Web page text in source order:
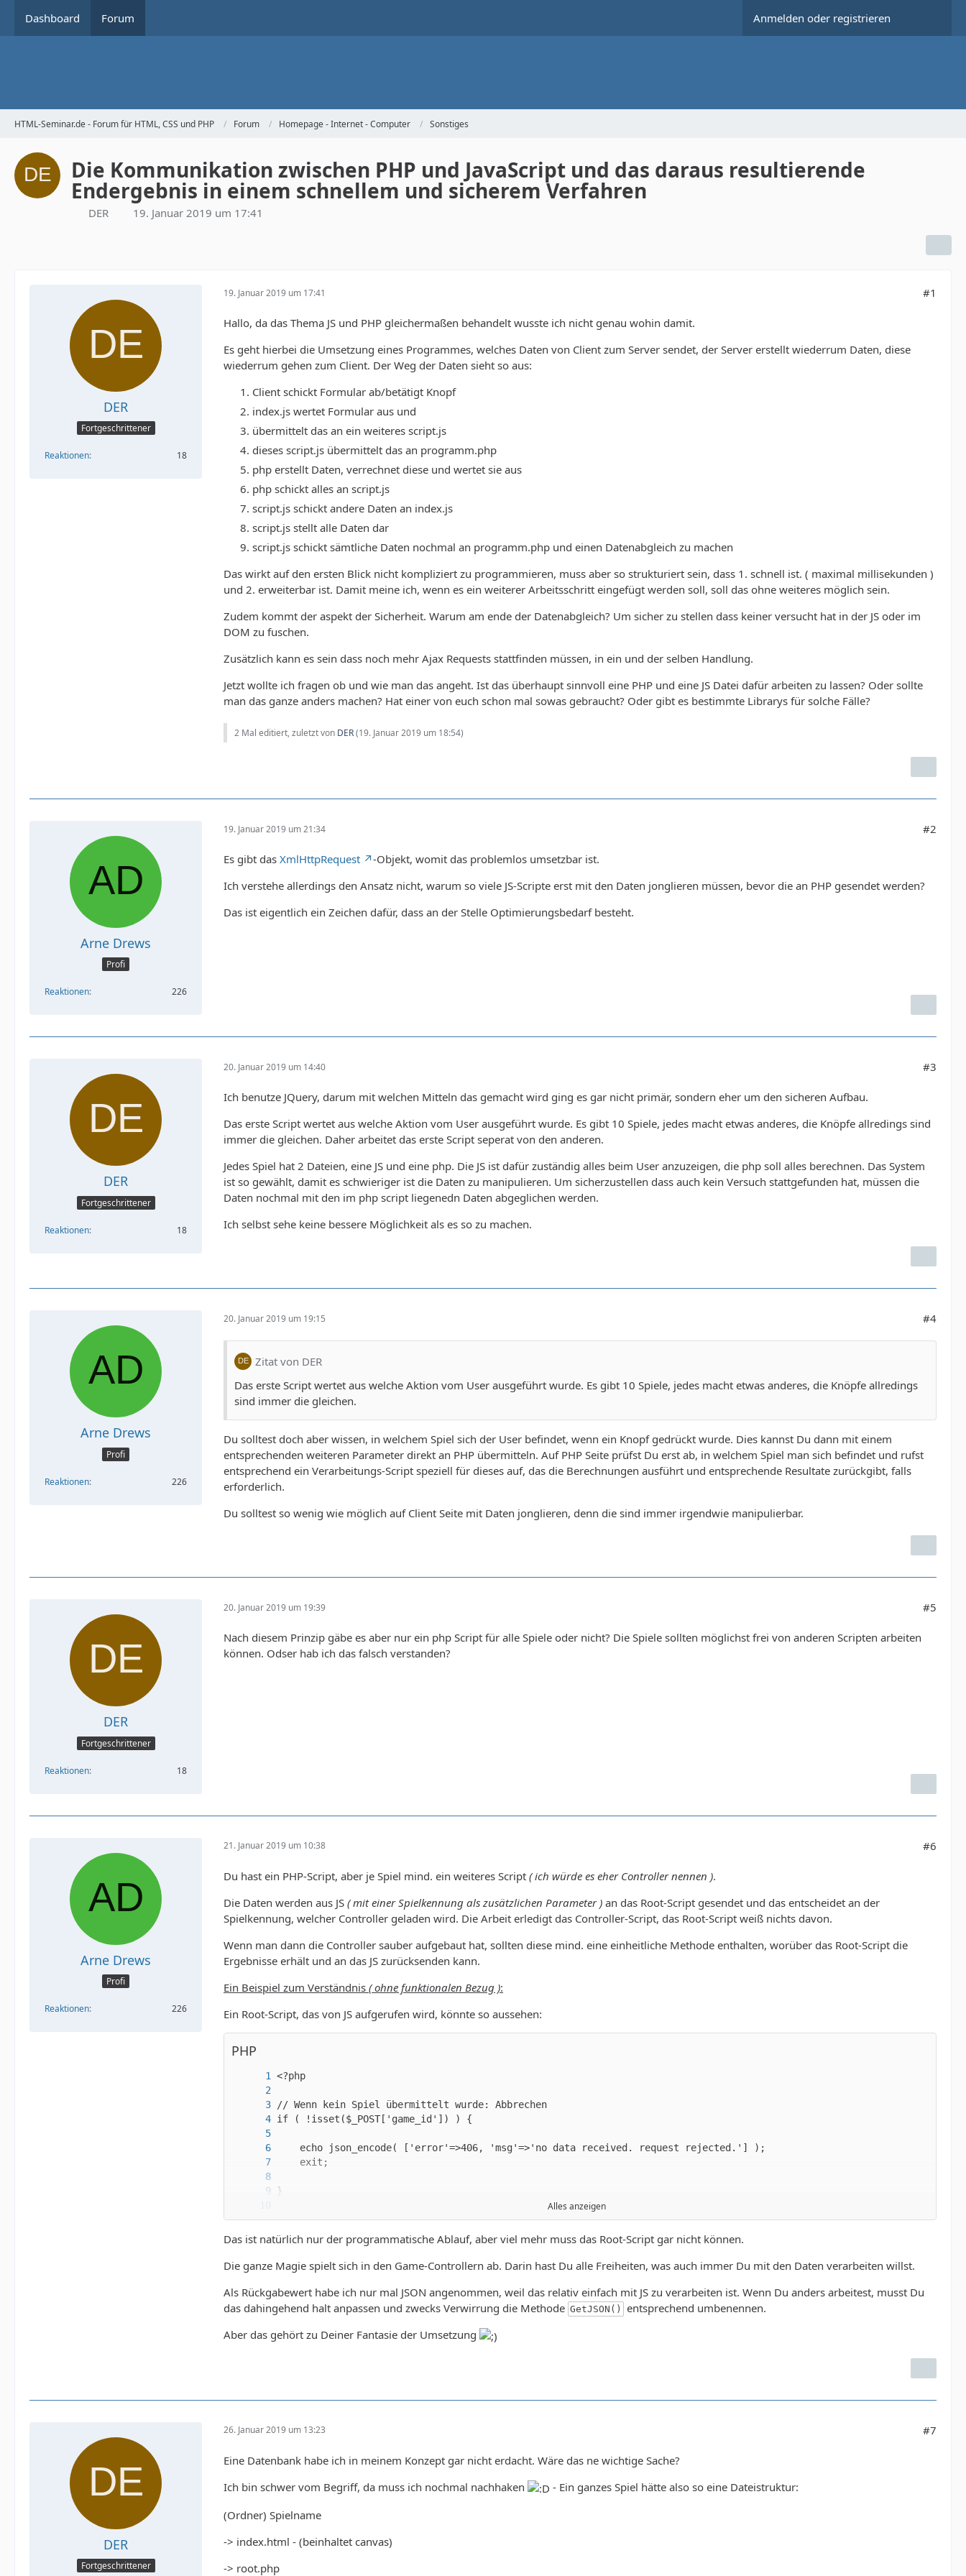
Dashboard Forum Anmelden oder registrieren
HTML-Seminar.de - Forum für HTML, CSS und PHP Forum Homepage - Internet - Computer Sonstiges
Die Kommunikation zwischen PHP und JavaScript und das daraus resultierende
Endergebnis in einem schnellem und sicherem Verfahren
DER 19. Januar 2019 um 17:41
DER
Fortgeschrittener
Reaktionen 18
19. Januar 2019 um 17:41 #1
Hallo, da das Thema JS und PHP gleichermaßen behandelt wusste ich nicht genau wohin damit.
Es geht hierbei die Umsetzung eines Programmes, welches Daten von Client zum Server sendet, der Server erstellt wiederrum Daten, diese
wiederrum gehen zum Client. Der Weg der Daten sieht so aus:
Client schickt Formular ab/betätigt Knopf
index.js wertet Formular aus und
übermittelt das an ein weiteres script.js
dieses script.js übermittelt das an programm.php
php erstellt Daten, verrechnet diese und wertet sie aus
php schickt alles an script.js
script.js schickt andere Daten an index.js
script.js stellt alle Daten dar
script.js schickt sämtliche Daten nochmal an programm.php und einen Datenabgleich zu machen
Das wirkt auf den ersten Blick nicht kompliziert zu programmieren, muss aber so strukturiert sein, dass 1. schnell ist. ( maximal millisekunden )
und 2. erweiterbar ist. Damit meine ich, wenn es ein weiterer Arbeitsschritt eingefügt werden soll, soll das ohne weiteres möglich sein.
Zudem kommt der aspekt der Sicherheit. Warum am ende der Datenabgleich? Um sicher zu stellen dass keiner versucht hat in der JS oder im
DOM zu fuschen.
Zusätzlich kann es sein dass noch mehr Ajax Requests stattfinden müssen, in ein und der selben Handlung.
Jetzt wollte ich fragen ob und wie man das angeht. Ist das überhaupt sinnvoll eine PHP und eine JS Datei dafür arbeiten zu lassen? Oder sollte
man das ganze anders machen? Hat einer von euch schon mal sowas gebraucht? Oder gibt es bestimmte Librarys für solche Fälle?
2 Mal editiert, zuletzt von DER(19. Januar 2019 um 18:54)
Arne Drews
Profi
Reaktionen 226
19. Januar 2019 um 21:34 #2
Es gibt das XmlHttpRequest
-Objekt, womit das problemlos umsetzbar ist.
Ich verstehe allerdings den Ansatz nicht, warum so viele JS-Scripte erst mit den Daten jonglieren müssen, bevor die an PHP gesendet werden?
Das ist eigentlich ein Zeichen dafür, dass an der Stelle Optimierungsbedarf besteht.
DER
Fortgeschrittener
Reaktionen 18
20. Januar 2019 um 14:40 #3
Ich benutze JQuery, darum mit welchen Mitteln das gemacht wird ging es gar nicht primär, sondern eher um den sicheren Aufbau.
Das erste Script wertet aus welche Aktion vom User ausgeführt wurde. Es gibt 10 Spiele, jedes macht etwas anderes, die Knöpfe allredings sind
immer die gleichen. Daher arbeitet das erste Script seperat von den anderen.
Jedes Spiel hat 2 Dateien, eine JS und eine php. Die JS ist dafür zuständig alles beim User anzuzeigen, die php soll alles berechnen. Das System
ist so gewählt, damit es schwieriger ist die Daten zu manipulieren. Um sicherzustellen dass auch kein Versuch stattgefunden hat, müssen die
Daten nochmal mit den im php script liegenedn Daten abgeglichen werden.
Ich selbst sehe keine bessere Möglichkeit als es so zu machen.
Arne Drews
Profi
Reaktionen 226
20. Januar 2019 um 19:15 #4
Zitat von DER
Das erste Script wertet aus welche Aktion vom User ausgeführt wurde. Es gibt 10 Spiele, jedes macht etwas anderes, die Knöpfe allredings
sind immer die gleichen.
Du solltest doch aber wissen, in welchem Spiel sich der User befindet, wenn ein Knopf gedrückt wurde. Dies kannst Du dann mit einem
entsprechenden weiteren Parameter direkt an PHP übermitteln. Auf PHP Seite prüfst Du erst ab, in welchem Spiel man sich befindet und rufst
entsprechend ein Verarbeitungs-Script speziell für dieses auf, das die Berechnungen ausführt und entsprechende Resultate zurückgibt, falls
erforderlich.
Du solltest so wenig wie möglich auf Client Seite mit Daten jonglieren, denn die sind immer irgendwie manipulierbar.
DER
Fortgeschrittener
Reaktionen 18
20. Januar 2019 um 19:39 #5
Nach diesem Prinzip gäbe es aber nur ein php Script für alle Spiele oder nicht? Die Spiele sollten möglichst frei von anderen Scripten arbeiten
können. Odser hab ich das falsch verstanden?
Arne Drews
Profi
Reaktionen 226
21. Januar 2019 um 10:38 #6
Du hast ein PHP-Script, aber je Spiel mind. ein weiteres Script ( ich würde es eher Controller nennen ).
Die Daten werden aus JS ( mit einer Spielkennung als zusätzlichen Parameter ) an das Root-Script gesendet und das entscheidet an der
Spielkennung, welcher Controller geladen wird. Die Arbeit erledigt das Controller-Script, das Root-Script weiß nichts davon.
Wenn man dann die Controller sauber aufgebaut hat, sollten diese mind. eine einheitliche Methode enthalten, worüber das Root-Script die
Ergebnisse erhält und an das JS zurücksenden kann.
Ein Beispiel zum Verständnis ( ohne funktionalen Bezug ):
Ein Root-Script, das von JS aufgerufen wird, könnte so aussehen:
PHP
Alles anzeigen
Das ist natürlich nur der programmatische Ablauf, aber viel mehr muss das Root-Script gar nicht können.
Die ganze Magie spielt sich in den Game-Controllern ab. Darin hast Du alle Freiheiten, was auch immer Du mit den Daten verarbeiten willst.
Als Rückgabewert habe ich nur mal JSON angenommen, weil das relativ einfach mit JS zu verarbeiten ist. Wenn Du anders arbeitest, musst Du
das dahingehend halt anpassen und zwecks Verwirrung die Methode GetJSON()
entsprechend umbenennen.
Aber das gehört zu Deiner Fantasie der Umsetzung
DER
Fortgeschrittener
26. Januar 2019 um 13:23 #7
Eine Datenbank habe ich in meinem Konzept gar nicht erdacht. Wäre das ne wichtige Sache?
Ich bin schwer vom Begriff, da muss ich nochmal nachhaken
- Ein ganzes Spiel hätte also so eine Dateistruktur:
(Ordner) Spielname
-> index.html - (beinhaltet canvas)
-> root.php